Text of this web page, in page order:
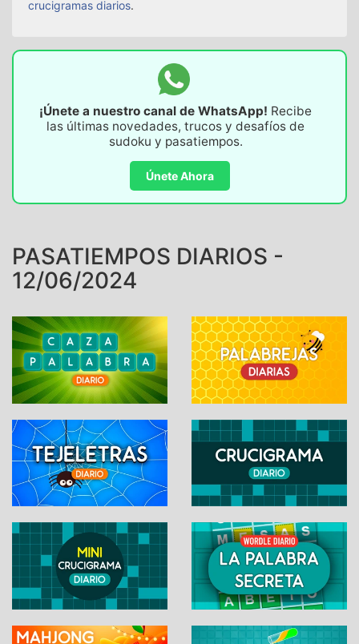
crucigramas diarios.
¡Únete a nuestro canal de WhatsApp! Recibe
las últimas novedades, trucos y desafíos de
sudoku y pasatiempos.
Únete Ahora
PASATIEMPOS DIARIOS -
12/06/2024